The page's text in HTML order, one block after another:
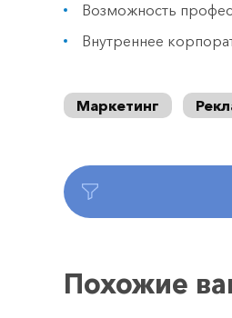
Возможность
Внутреннее
Маркетинг
Похожие